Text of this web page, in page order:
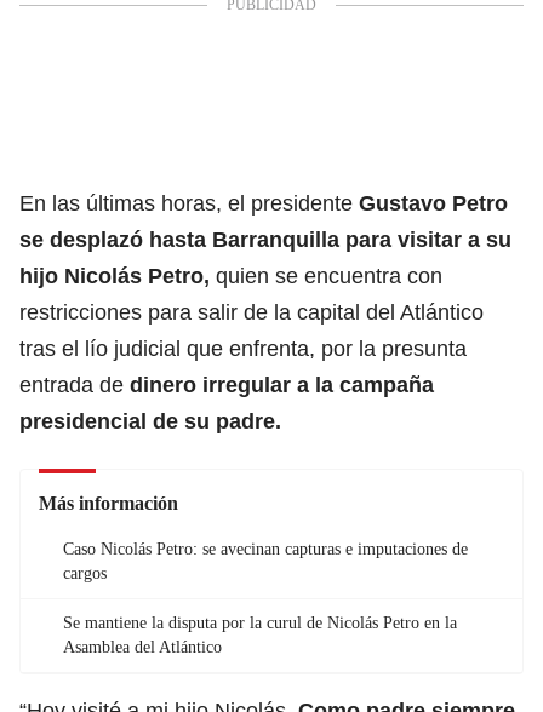
En las últimas horas, el presidente Gustavo Petro
se desplazó hasta Barranquilla para visitar a su
hijo Nicolás Petro, quien se encuentra con
restricciones para salir de la capital del Atlántico
tras el lío judicial que enfrenta, por la presunta
entrada de dinero irregular a la campaña
presidencial de su padre.
Más información
Caso Nicolás Petro: se avecinan capturas e imputaciones de
cargos
Se mantiene la disputa por la curul de Nicolás Petro en la
Asamblea del Atlántico